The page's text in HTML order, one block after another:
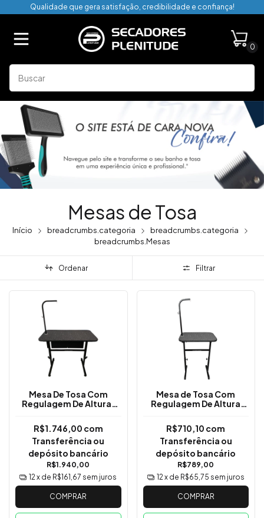
Qualidade que gera satisfação, credibilidade e confiança!
0
Mesas de Tosa
Início breadcrumbs.categoria
breadcrumbs.categoria
breadcrumbs.Mesas
Ordenar Filtrar
Mesa De Tosa Com
Regulagem De Altura,
R$1.940,00
R$1.746,00 com
Transferência ou
depósito bancário
12x de R$161,67 sem juros
COMPRAR
Mesa de Tosa Com
Regulagem De Altura
R$789,00
R$710,10 com
Transferência ou
depósito bancário
12x de R$65,75 sem juros
COMPRAR